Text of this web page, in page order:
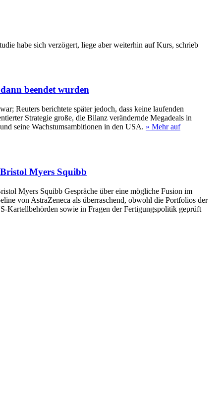
habe sich verzögert, liege aber weiterhin auf Kurs, schrieb
beendet wurden
Reuters berichtete später jedoch, dass keine laufenden
Strategie große, die Bilanz verändernde Megadeals in
seine Wachstumsambitionen in den USA. » Mehr auf
Myers Squibb
Myers Squibb Gespräche über eine mögliche Fusion im
von AstraZeneca als überraschend, obwohl die Portfolios der
Kartellbehörden sowie in Fragen der Fertigungspolitik geprüft